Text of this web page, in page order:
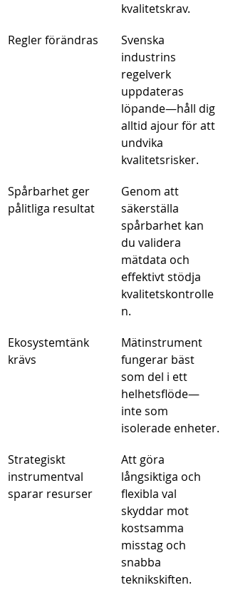
kvalitetskrav.
Regler förändras
Svenska
industrins
regelverk
uppdateras
löpande—håll dig
alltid ajour för att
undvika
kvalitetsrisker.
Spårbarhet ger
pålitliga resultat
Genom att
säkerställa
spårbarhet kan
du validera
mätdata och
effektivt stödja
kvalitetskontrolle
n.
Ekosystemtänk
krävs
Mätinstrument
fungerar bäst
som del i ett
helhetsflöde—
inte som
isolerade enheter.
Strategiskt
instrumentval
sparar resurser
Att göra
långsiktiga och
flexibla val
skyddar mot
kostsamma
misstag och
snabba
teknikskiften.